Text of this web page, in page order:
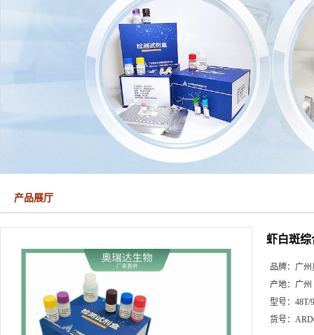
产品展厅
虾白斑
品牌： 广州
产地： 广州
型号： 48T/
货号：